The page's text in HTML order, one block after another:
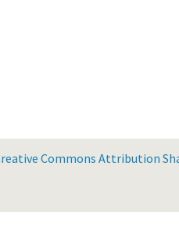
Commons Attribution